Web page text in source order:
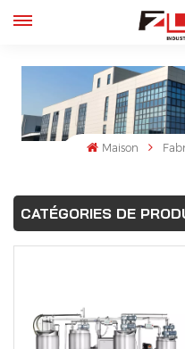
français
español
Maison
CATÉGORIES DE